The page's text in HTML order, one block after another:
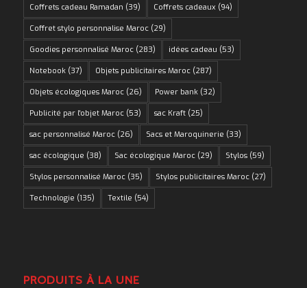
Coffrets cadeau Ramadan (39) Coffrets cadeaux (94)
Coffret stylo personnalise Maroc(29)
Goodies personnalisé Maroc(283) idées cadeau (53)
Notebook(37) Objets publicitaires Maroc(287)
Objets écologiques Maroc(26) Power bank(32)
Publicité par l'objet Maroc(53) sac Kraft(25)
sac personnalisé Maroc(26) Sacs et Maroquinerie (33)
sac écologique (38) Sac écologique Maroc(29) Stylos(59)
Stylos personnalisé Maroc(35) Stylos publicitaires Maroc(27)
Technologie (135) Textile (54)
PRODUITS À LA UNE